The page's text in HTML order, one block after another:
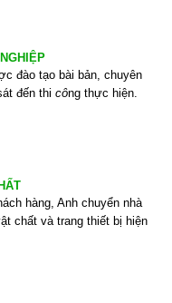
đào tạo bài bản, chuyên
đến thi công thực hiện.
hàng, Anh chuyển nhà
chất và trang thiết bị hiện